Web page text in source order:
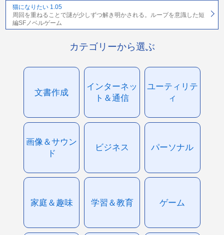
猫になりたい 1.05
周回を重ねることで謎が少しずつ解き明かされる。ループを意識した短
編SFノベルゲーム
カテゴリーから選ぶ
文書作成
インターネッ
ト＆通信
ユーティリテ
ィ
画像＆サウン
ド
ビジネス パーソナル
家庭＆趣味 学習＆教育 ゲーム